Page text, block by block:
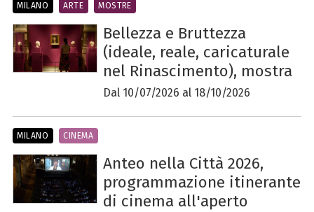
Bellezza e Bruttezza
(ideale, reale, caricaturale
nel Rinascimento), mostra
Dal 10/07/2026 al 18/10/2026
MILANO ARTE MOSTRE
Anteo nella Città 2026,
programmazione itinerante
di cinema all'aperto
MILANO CINEMA